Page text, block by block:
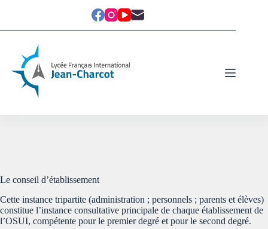
Le conseil d’établissement
Cette instance tripartite (administration ; personnels ; parents et élèves)
constitue l’instance consultative principale de chaque établissement de
l’OSUI, compétente pour le premier degré et pour le second degré.